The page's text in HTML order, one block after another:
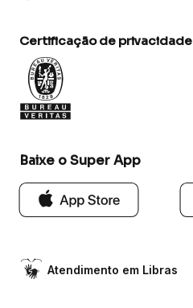
Certificação de privacidade
Baixe o Super App
Atendimento em Libras